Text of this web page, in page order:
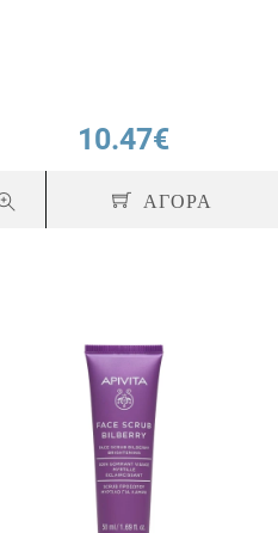
10.47€
ΑΓΟΡΑ